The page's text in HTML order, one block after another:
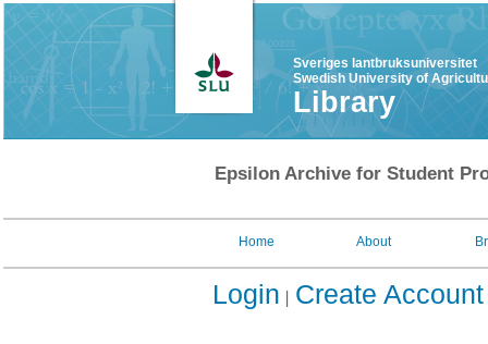
Sveriges lantbruksuniversitet
Swedish University of
Library
Epsilon Archive for Student
Home About
Login Create Account